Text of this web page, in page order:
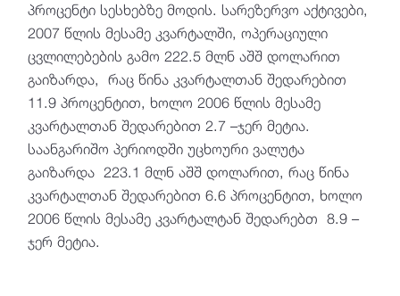
პროცენტი სესხებზე მოდის. სარეზერვო აქტივები,
2007 წლის მესამე კვარტალში, ოპერაციული
ცვლილებების გამო 222.5 მლნ აშშ დოლარით
გაიზარდა, რაც წინა კვარტალთან შედარებით
11.9 პროცენტით, ხოლო 2006 წლის მესამე
კვარტალთან შედარებით 2.7 –ჯერ მეტია.
საანგარიშო პერიოდში უცხოური ვალუტა
გაიზარდა 223.1 მლნ აშშ დოლარით, რაც წინა
კვარტალთან შედარებით 6.6 პროცენტით, ხოლო
2006 წლის მესამე კვარტალტან შედარებთ 8.9 –
ჯერ მეტია.